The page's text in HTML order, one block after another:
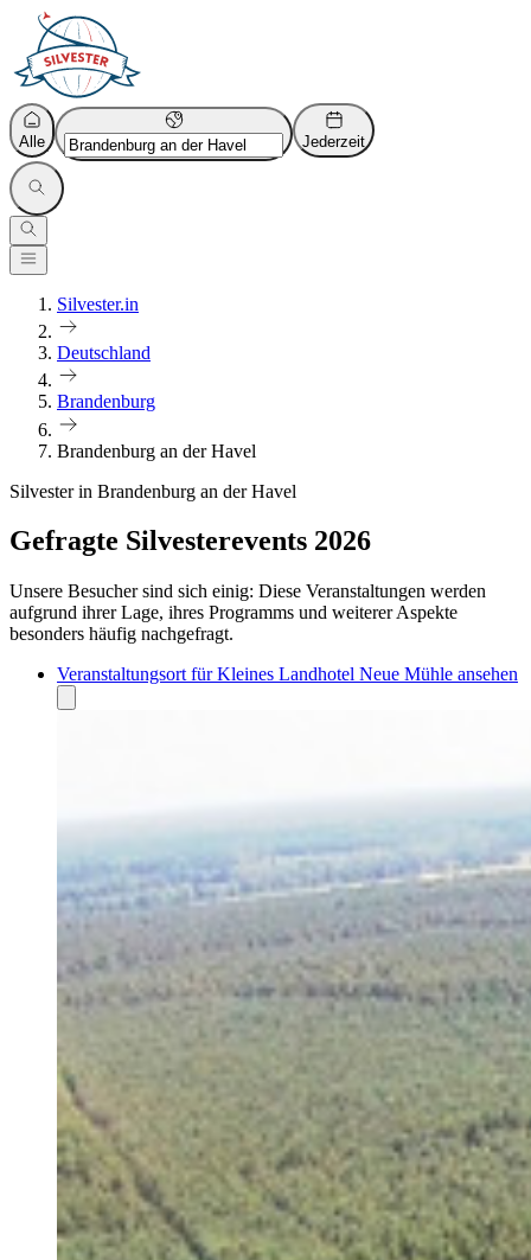
Alle Jederzeit
Silvester.in
Deutschland
Brandenburg
Brandenburg an der Havel
Silvester in Brandenburg an der Havel
Gefragte Silvesterevents 2026
Unsere Besucher sind sich einig: Diese Veranstaltungen werden
aufgrund ihrer Lage, ihres Programms und weiterer Aspekte
besonders häufig nachgefragt.
Veranstaltungsort für Kleines Landhotel Neue Mühle ansehen